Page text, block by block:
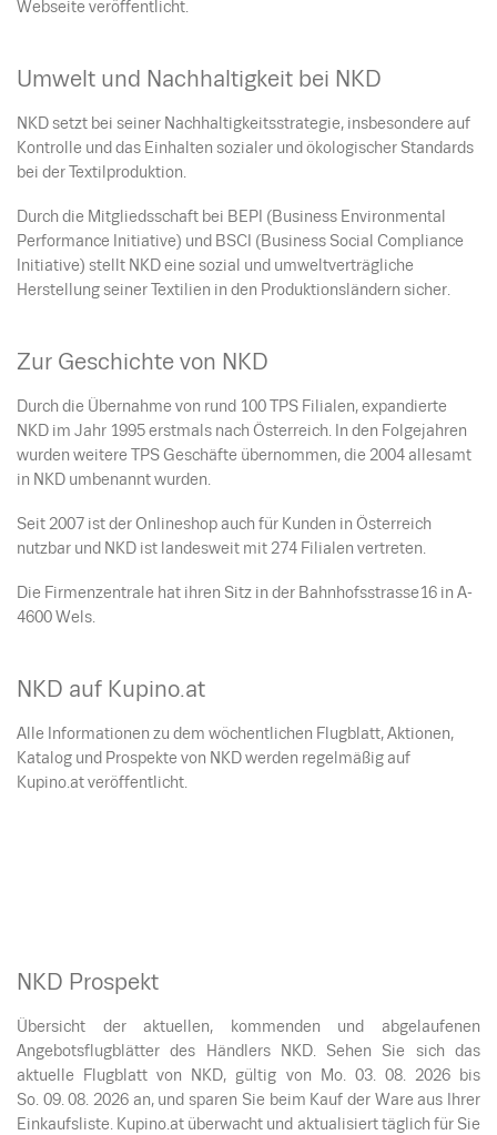
Webseite veröffentlicht.
Umwelt und Nachhaltigkeit bei NKD
NKD setzt bei seiner Nachhaltigkeitsstrategie, insbesondere auf
Kontrolle und das Einhalten sozialer und ökologischer Standards
bei der Textilproduktion.
Durch die Mitgliedsschaft bei BEPI (Business Environmental
Performance Initiative) und BSCI (Business Social Compliance
Initiative) stellt NKD eine sozial und umweltverträgliche
Herstellung seiner Textilien in den Produktionsländern sicher.
Zur Geschichte von NKD
Durch die Übernahme von rund 100 TPS Filialen, expandierte
NKD im Jahr 1995 erstmals nach Österreich. In den Folgejahren
wurden weitere TPS Geschäfte übernommen, die 2004 allesamt
in NKD umbenannt wurden.
Seit 2007 ist der Onlineshop auch für Kunden in Österreich
nutzbar und NKD ist landesweit mit 274 Filialen vertreten.
Die Firmenzentrale hat ihren Sitz in der Bahnhofsstrasse16 in A-
4600 Wels.
NKD auf Kupino.at
Alle Informationen zu dem wöchentlichen Flugblatt, Aktionen,
Katalog und Prospekte von NKD werden regelmäßig auf
Kupino.at veröffentlicht.
NKD Prospekt
Übersicht der aktuellen, kommenden und abgelaufenen
Angebotsflugblätter des Händlers NKD. Sehen Sie sich das
aktuelle Flugblatt von NKD, gültig von
Mo. 03. 08. 2026bis
So. 09. 08. 2026 an, und sparen Sie beim Kauf der Ware aus Ihrer
Einkaufsliste. Kupino.at überwacht und aktualisiert täglich für Sie